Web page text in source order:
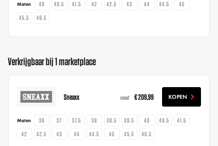
Maten 40 40.5 41.5 42 42.5 43 44 44.5
45
45.5
46.5
Verkrijgbaar bij 1 marketplace
Sneaxx vanaf € 209,99 KOPEN
Maten 36 37 37.5 38 38.5 39.5 40 40.5
41.5
42
42.5 43 44 44.5 45 45.5 46.5